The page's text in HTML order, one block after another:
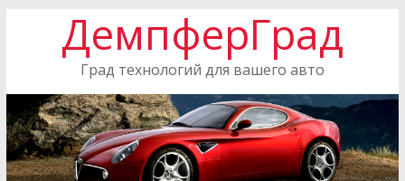
ДемпферГрад
Град технологий для вашего авто